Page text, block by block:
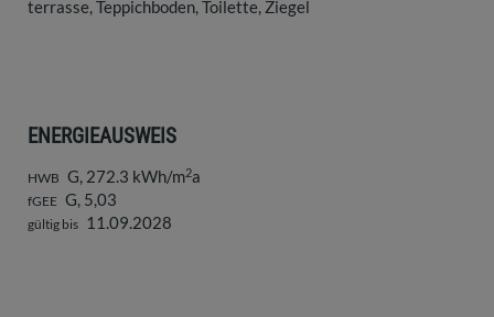
terrasse Teppichboden Toilette Ziegel
ENERGIEAUSWEIS
HWB G, 272.3 kWh/m2a
fGEE G, 5,03
gültig bis 11.09.2028